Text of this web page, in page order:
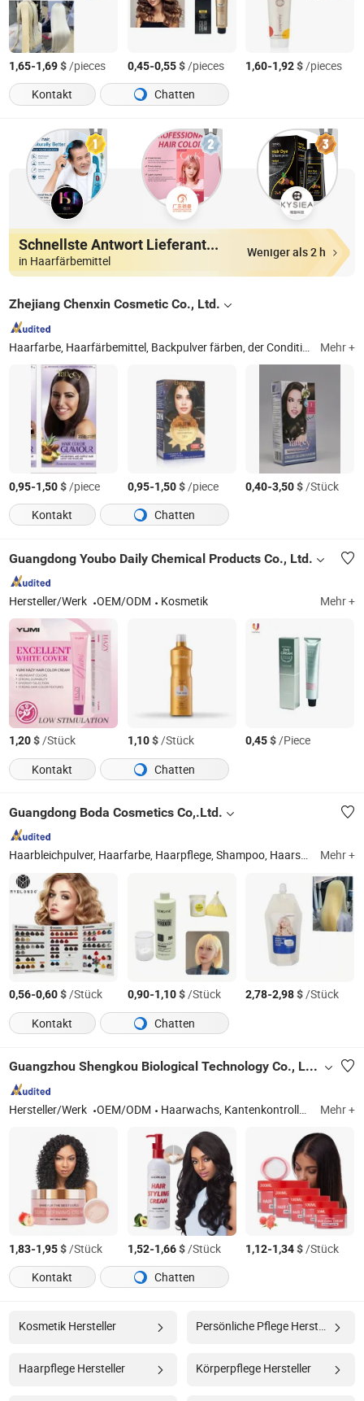
1,65-1,69$/pieces 0,45-0,55$/pieces 1,60-1,92$/pieces
Kontakt
Chatten
Schnellste Antwort Lieferanten
in Haarfärbemittel
Weniger als 2 h
Zhejiang Chenxin Cosmetic Co., Ltd.
Haarfarbe, Haarfärbemittel, Backpulver färben, der Conditioner, Haarcreme färben Mehr +
0,95-1,50$/piece 0,95-1,50$/piece 0,40-3,50$/Stück
Kontakt
Chatten
Guangdong Youbo Daily Chemical Products Co., Ltd.
Hersteller/Werk OEM/ODM Kosmetik Mehr +
1,20$/Stück 1,10$/Stück 0,45$/Piece
Kontakt
Chatten
Guangdong Boda Cosmetics Co,.Ltd.
Haarbleichpulver, Haarfarbe, Haarpflege, Shampoo, Haarspülung, Haarbleichcreme, Silbershampoo, Olaplex, Haarperm, Haarkur Mehr +
0,56-0,60$/Stück 0,90-1,10$/Stück 2,78-2,98$/Stück
Kontakt
Chatten
Guangzhou Shengkou Biological Technology Co., Ltd.
Hersteller/Werk OEM/ODM Haarwachs, Kantenkontrollgel Mehr +
1,83-1,95$/Stück 1,52-1,66$/Stück 1,12-1,34$/Stück
Kontakt
Chatten
Kosmetik Hersteller
Haarpflege Hersteller Körperpflege Hersteller